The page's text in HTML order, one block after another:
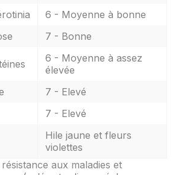
6 - Moyenne à bonne
7 - Bonne
6 - Moyenne à assez
élevée
7 - Elevé
7 - Elevé
Hile jaune et fleurs
violettes
aux maladies et